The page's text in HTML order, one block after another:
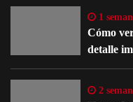
1
Cómo
detalle
2